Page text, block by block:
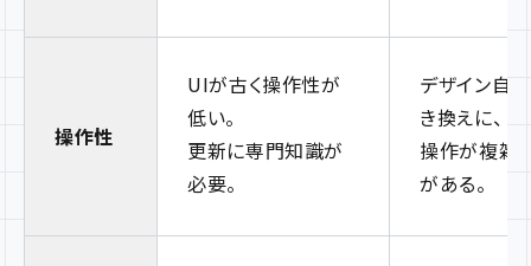
操作性
UIが古く操作性が
低い。
更新に専門知識が
必要。
デザイン自
き換えに、
操作が複雑
がある。